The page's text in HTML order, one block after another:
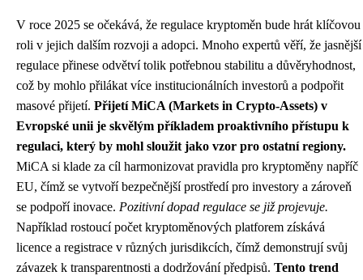
V roce 2025 se očekává, že regulace kryptoměn bude hrát klíčovou
roli v jejich dalším rozvoji a adopci. Mnoho expertů věří, že jasnější
regulace přinese odvětví tolik potřebnou stabilitu a důvěryhodnost,
což by mohlo přilákat více institucionálních investorů a podpořit
masové přijetí. Přijetí MiCA (Markets in Crypto-Assets) v
Evropské unii je skvělým příkladem proaktivního přístupu k
regulaci, který by mohl sloužit jako vzor pro ostatní regiony.
MiCA si klade za cíl harmonizovat pravidla pro kryptoměny napříč
EU, čímž se vytvoří bezpečnější prostředí pro investory a zároveň
se podpoří inovace. Pozitivní dopad regulace se již projevuje.
Například rostoucí počet kryptoměnových platforem získává
licence a registrace v různých jurisdikcích, čímž demonstrují svůj
závazek k transparentnosti a dodržování předpisů. Tento trend